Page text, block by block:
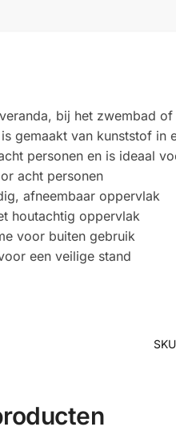
bij het zwembad
gemaakt van kunststof
personen en is ideaal
acht personen
afneembaar oppervlak
houtachtig oppervlak
voor buiten gebruik
een veilige stand